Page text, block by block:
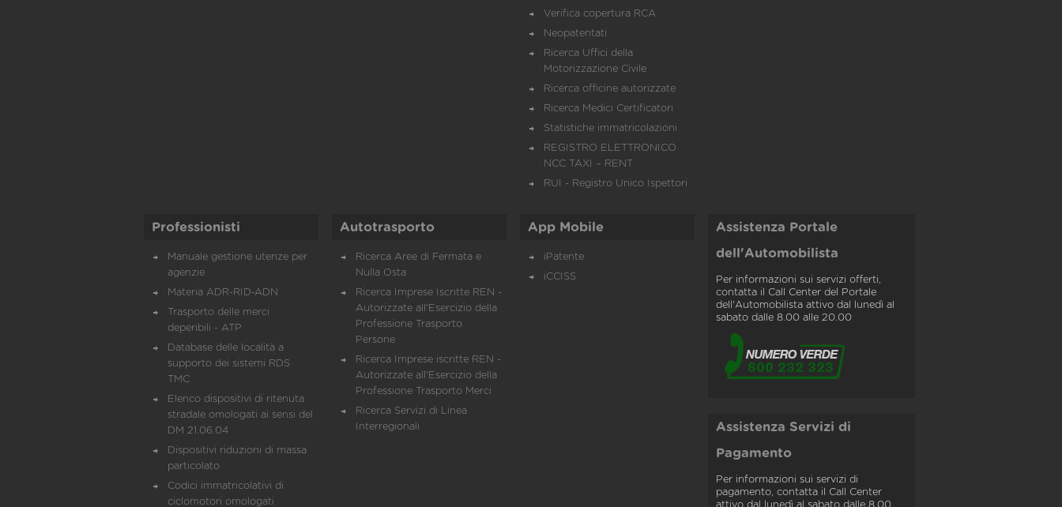
Verifica copertura RCA
Neopatentati
Ricerca Uffici della
Motorizzazione Civile
Ricerca officine autorizzate
Ricerca Medici Certificatori
Statistiche immatricolazioni
REGISTRO ELETTRONICO
NCC TAXI – RENT
RUI - Registro Unico Ispettori
Professionisti
Manuale gestione utenze per
agenzie
Materia ADR-RID-ADN
Trasporto delle merci
deperibili - ATP
Database delle località a
supporto dei sistemi RDS
TMC
Elenco dispositivi di ritenuta
stradale omologati ai sensi del
DM 21.06.04
Dispositivi riduzioni di massa
particolato
Codici immatricolativi di
ciclomotori omologati
Autotrasporto
Ricerca Aree di Fermata e
Nulla Osta
Ricerca Imprese Iscritte REN -
Autorizzate all'Esercizio della
Professione Trasporto
Persone
Ricerca Imprese iscritte REN -
Autorizzate all'Esercizio della
Professione Trasporto Merci
Ricerca Servizi di Linea
Interregionali
App Mobile
iPatente
iCCISS
Assistenza Portale
dell'Automobilista
Per informazioni sui servizi offerti,
contatta il Call Center del Portale
dell'Automobilista attivo dal lunedì al
sabato dalle 8.00 alle 20.00
Assistenza Servizi di
Pagamento
Per informazioni sui servizi di
pagamento, contatta il Call Center